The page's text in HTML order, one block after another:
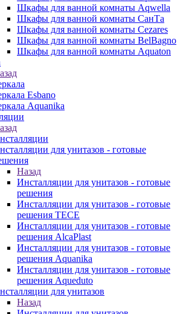
Шкафы для ванной комнаты Aqwella
Шкафы для ванной комнаты СанТа
Шкафы для ванной комнаты Cezares
Шкафы для ванной комнаты BelBagno
Шкафы для ванной комнаты Aquaton
Esbano
Aquanika
для унитазов - готовые
Назад
Инсталляции для унитазов - готовые
решения
Инсталляции для унитазов - готовые
решения TECE
Инсталляции для унитазов - готовые
решения AlcaPlast
Инсталляции для унитазов - готовые
решения Aquanika
Инсталляции для унитазов - готовые
решения Aqueduto
для унитазов
Назад